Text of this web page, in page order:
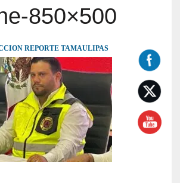
850×500
REPORTE TAMAULIPAS